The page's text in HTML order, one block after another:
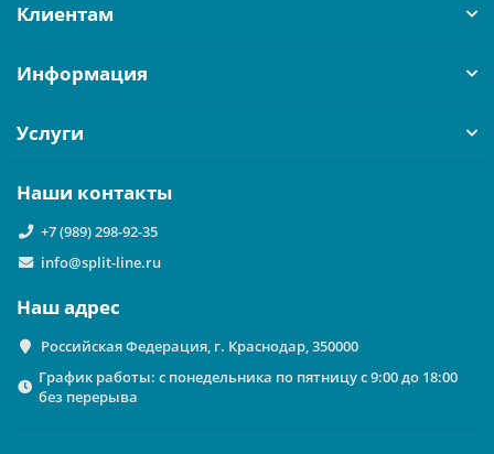
Клиентам
Информация
Услуги
Наши контакты
+7 (989) 298-92-35
info@split-line.ru
Наш адрес
Российская Федерация, г. Краснодар, 350000
График работы: с понедельника по пятницу с 9:00 до 18:00
без перерыва